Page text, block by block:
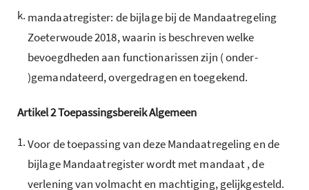
k. mandaatregister: de bijlage bij de Mandaatregeling
Zoeterwoude 2018, waarin is beschreven welke
bevoegdheden aan functionarissen zijn ( onder-
)gemandateerd, overgedragen en toegekend.
Artikel2Toepassingsbereik Algemeen
1.Voor de toepassing van deze Mandaatregeling en de
bijlage Mandaatregister wordt met mandaat , de
verlening van volmacht en machtiging, gelijkgesteld.